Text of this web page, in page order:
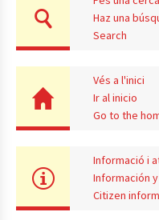
Haz una
Search
Vés a l'inici
Ir al inicio
Go to the
Informació i
Información
Citizen